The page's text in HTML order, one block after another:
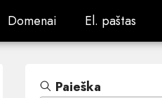
Domenai
Domenai El. paštas
El. paštas
Paieška